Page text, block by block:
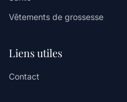
Vêtements de grossesse
Liens utiles
Contact